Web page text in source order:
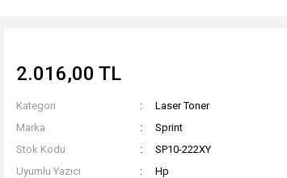
2.016,00 TL
Kategori
Laser Toner
Marka
Sprint
Stok Kodu
SP10-222XY
Uyumlu Yazıcı
Hp